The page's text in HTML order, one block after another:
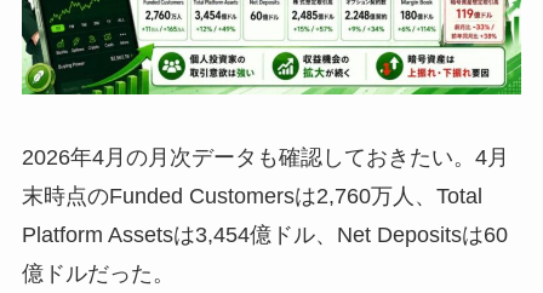
2026年4月の月次データも確認しておきたい。4月
末時点のFunded Customersは2,760万人、Total
Platform Assetsは3,454億ドル、Net Depositsは60
億ドルだった。